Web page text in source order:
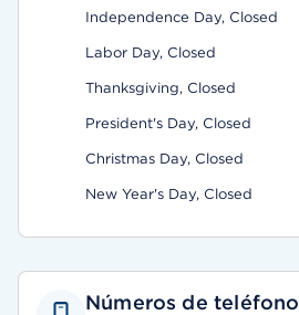
Independence Day, Closed
Labor Day, Closed
Thanksgiving, Closed
President's Day, Closed
Christmas Day, Closed
New Year's Day, Closed
Números de teléfono